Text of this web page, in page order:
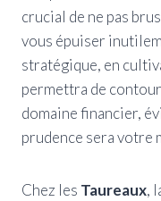
crucial de ne pas
vous épuiser
stratégique, en
permettra de
domaine financier,
prudence sera votre
Chez les Taureaux,